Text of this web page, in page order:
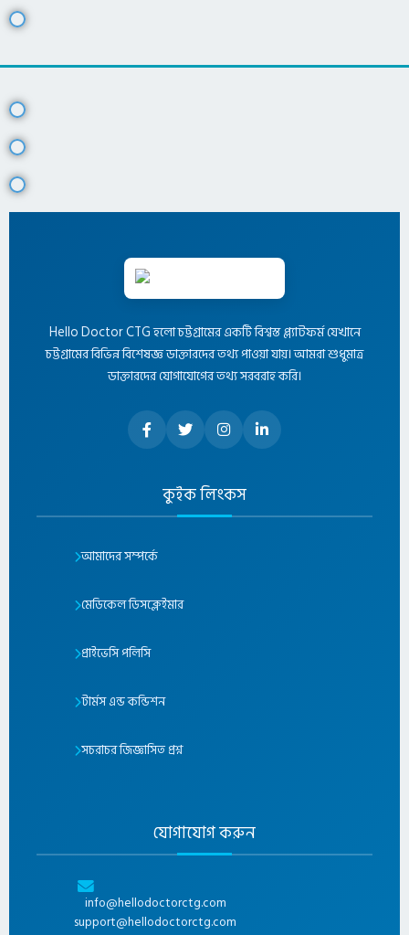
Hello Doctor CTG হলো চট্টগ্রামের একটি বিশ্বস্ত প্ল্যাটফর্ম যেখানে
চট্টগ্রামের বিভিন্ন বিশেষজ্ঞ ডাক্তারদের তথ্য পাওয়া যায়। আমরা শুধুমাত্র
ডাক্তারদের যোগাযোগের তথ্য সরবরাহ করি।
কুইক লিংকস
আমাদের সম্পর্কে
মেডিকেল ডিসক্লেইমার
প্রাইভেসি পলিসি
টার্মস এন্ড কন্ডিশন
সচরাচর জিজ্ঞাসিত প্রশ্ন
যোগাযোগ করুন
info@hellodoctorctg.com
support@hellodoctorctg.com